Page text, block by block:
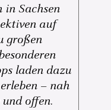
in Sachsen
auf
großen
laden dazu
– nah
offen.